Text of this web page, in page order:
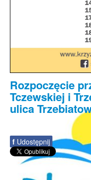
Rozpoczęcie
Tczewskiej i
ulica
f Udostępnij